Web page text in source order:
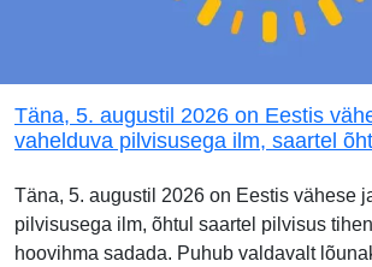
Täna, 5. augustil 2026 on Eestis
vahelduva pilvisusega ilm, saartel
Täna, 5. augustil 2026 on Eestis vähese
pilvisusega ilm, õhtul saartel pilvisus
hoovihma sadada. Puhub valdavalt